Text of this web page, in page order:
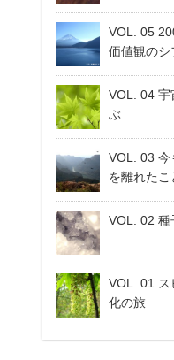
VOL. 05
価値観のシ
VOL. 04 宇
ぶ
VOL. 03 今
を離れたこ
VOL. 02 種
VOL. 01 ス
化の旅